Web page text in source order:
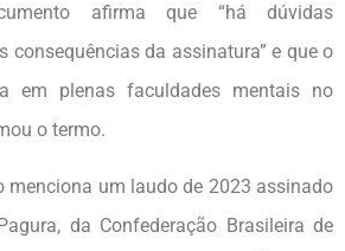
afirma que “há dúvidas
consequências da assinatura” e que o
em plenas faculdades mentais no
o termo.
menciona um laudo de 2023 assinado
da Confederação Brasileira de